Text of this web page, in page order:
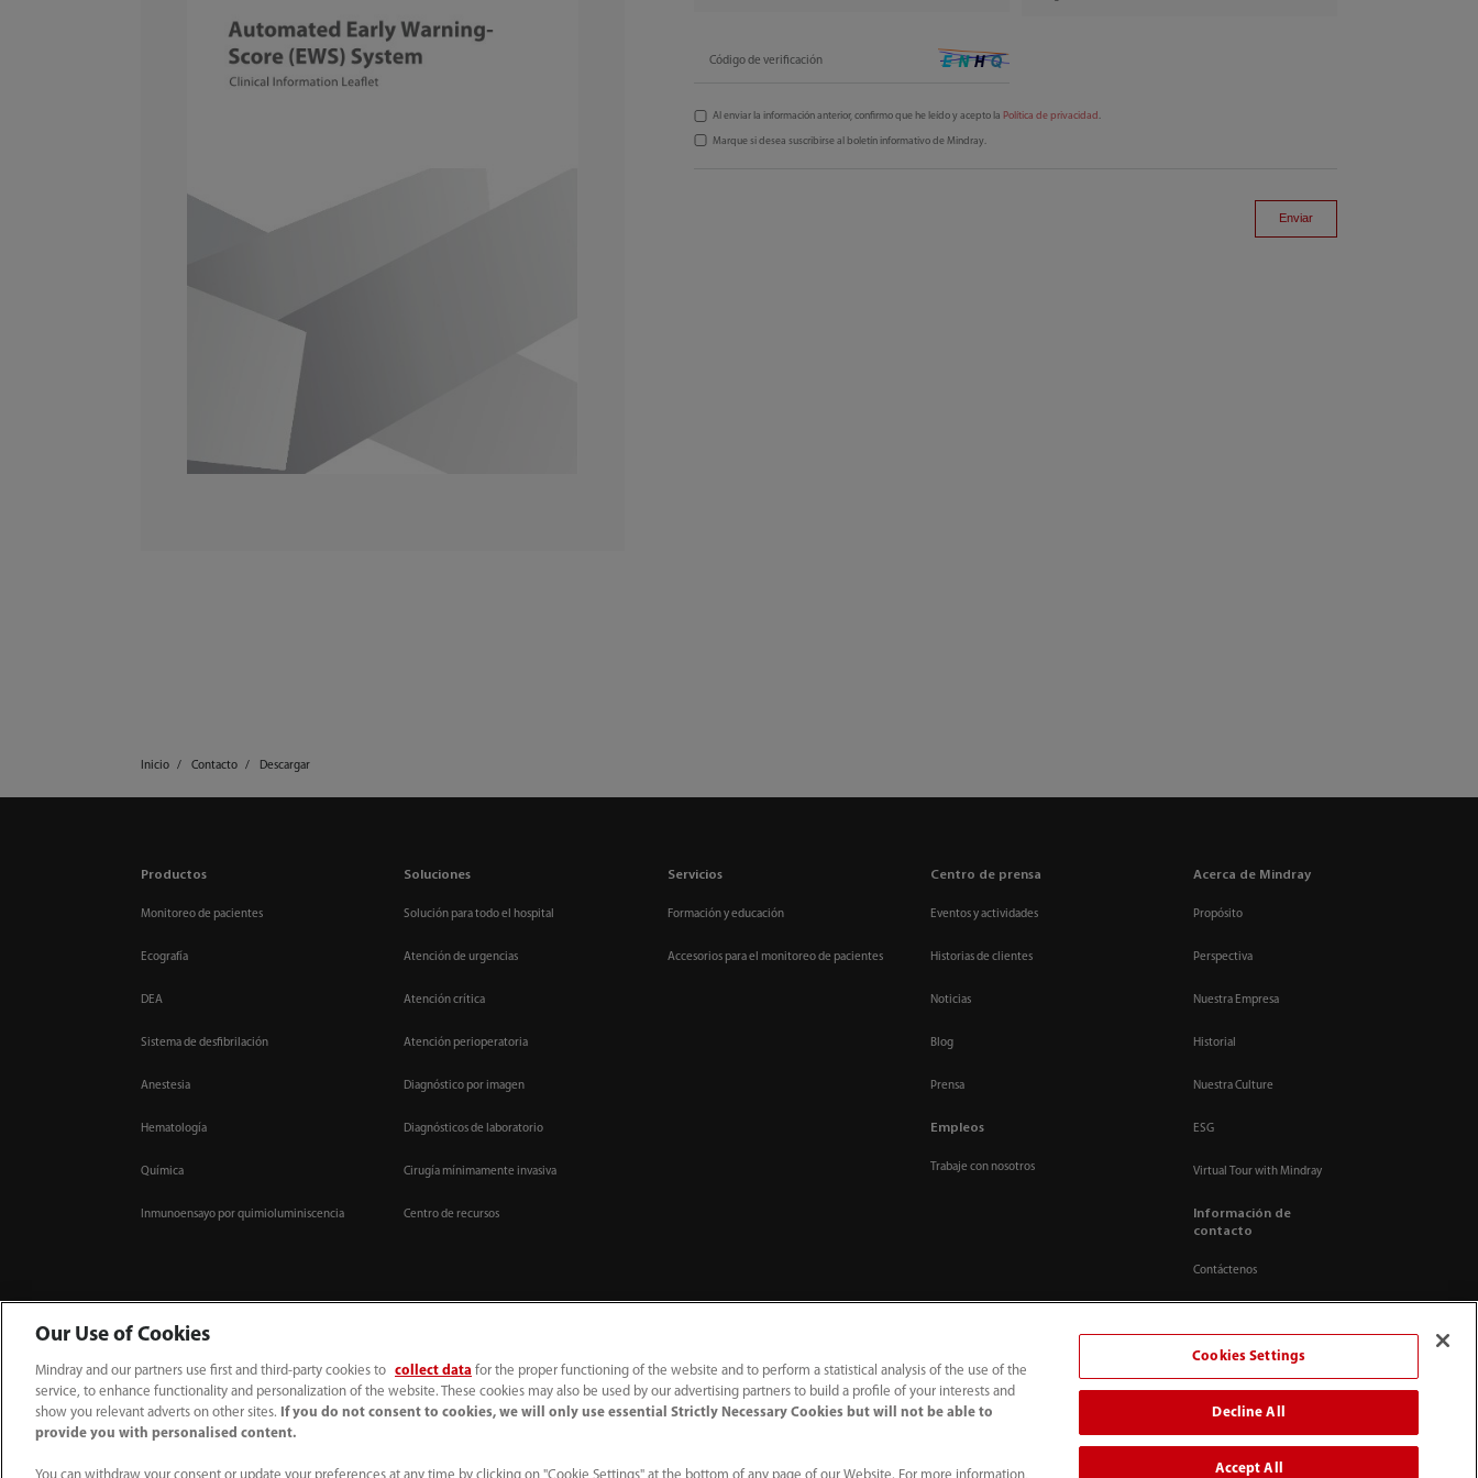
Código de verificación
Al enviar la información anterior, confirmo que he leído y acepto la Política de privacidad.
Marque si desea suscribirse al boletín informativo de Mindray.
Enviar
Inicio Contacto Descargar
Productos
Monitoreo de pacientes
Ecografía
DEA
Sistema de desfibrilación
Anestesia
Hematología
Química
Inmunoensayo por quimioluminiscencia
Soluciones
Solución para todo el hospital
Atención de urgencias
Atención crítica
Atención perioperatoria
Diagnóstico por imagen
Diagnósticos de laboratorio
Cirugía mínimamente invasiva
Centro de recursos
Servicios
Formación y educación
Accesorios para el monitoreo de pacientes
Centro de prensa
Eventos y actividades
Historias de clientes
Noticias
Blog
Prensa
Empleos
Trabaje con nosotros
Acerca de Mindray
Propósito
Perspectiva
Nuestra Empresa
Historial
Nuestra Culture
ESG
Virtual Tour with Mindray
Información de
contacto
Contáctenos
52 55 5661 9450 intl-market@mindray.com
Condiciones de uso｜Mapa del sitio
Our Use of Cookies
Mindray and our partners use first and third-party cookies to collect data for the proper functioning of the website and to perform a statistical analysis of the use of the
service, to enhance functionality and personalization of the website. These cookies may also be used by our advertising partners to build a profile of your interests and
show you relevant adverts on other sites.
If you do not consent to cookies, we will only use essential Strictly Necessary Cookies but will not be able to
provide you with personalised content.
Cookies Settings
Decline All
Accept All